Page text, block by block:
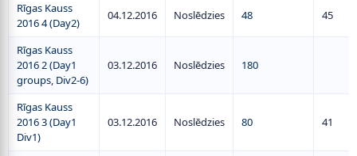
Rīgas Kauss
2016 4 (Day2)
04.12.2016 Noslēdzies 48 45
Rīgas Kauss
2016 2 (Day1
groups, Div2-6)
03.12.2016 Noslēdzies 180
Rīgas Kauss
2016 3 (Day1
Div1)
03.12.2016 Noslēdzies 80 41